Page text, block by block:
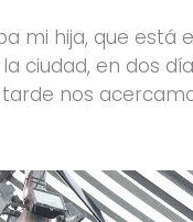
mi hija, que está
ciudad, en dos
nos